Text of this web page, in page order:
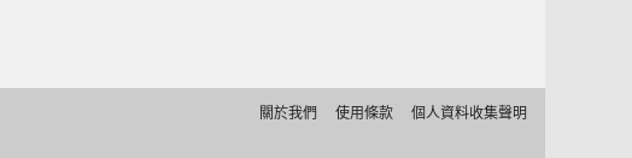
關於我們 使用條款 個人資料收集聲明